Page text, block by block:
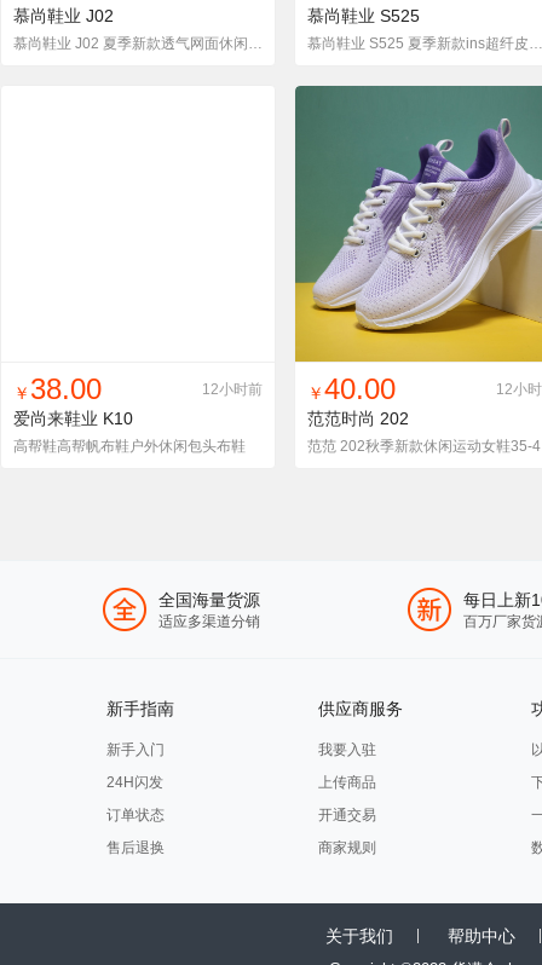
慕尚鞋业 J02
慕尚鞋业 J02 夏季新款透气网面休闲百搭运动鞋 附视频
慕尚鞋业 S525
慕尚鞋业 S525 夏季新款ins超纤皮网面时尚休闲老爹鞋
找同款 加入铺货单 收藏
￥ 38.00 12小时前
爱尚来鞋业 K10
高帮鞋高帮帆布鞋户外休闲包头布鞋
找同款 加入铺货单 收藏
￥40.00 12小
范范时尚 202
全国海量货源
适应多渠道分销
每日上新
百万厂家货
新手指南
新手入门
24H闪发
订单状态
售后退换
供应商服务
我要入驻
上传商品
开通交易
商家规则
关于我们 帮助中心